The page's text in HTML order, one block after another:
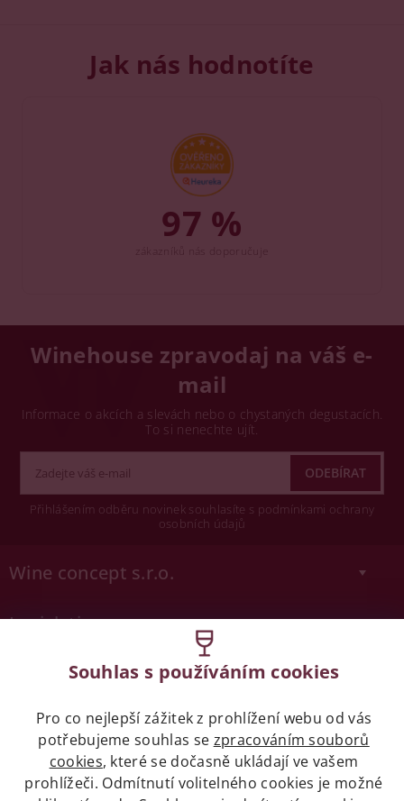
Jak nás hodnotíte
97 %
Winehouse zpravodaj na váš e-
mail
Informace o akcích a slevách nebo o chystaných degustacích.
To si nenechte ujít.
Přihlášením odběru novinek souhlasíte s podmínkami ochrany
osobních údajů
Wine concept s.r.o.
Legislativa
Zákaz prodeje alkoholických nápojů osobám
mladších 18 let.
Naše služby
Vše o nákupu
Souhlas s používáním cookies
Pro co nejlepší zážitek z prohlížení webu od vás
potřebujeme souhlas se zpracováním souborů
cookies, které se dočasně ukládají ve vašem
prohlížeči. Odmítnutí volitelného cookies je možné